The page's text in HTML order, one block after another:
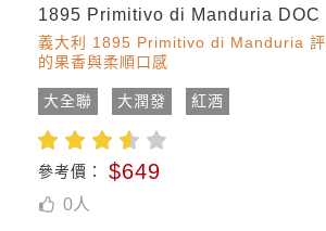
1895 Primitivo di Manduria DOC
義大利 1895 Primitivo di Manduria 評
的果香與柔順口感
大全聯 大潤發 紅酒
參考價： $649
0人